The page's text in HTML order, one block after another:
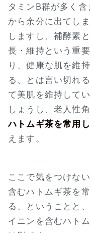
タミンB群が多く
から余分に出てし
しますし、補酵素
長・維持という重
り、健康な肌を維
る、とは言い切れ
て美肌を維持して
しょうし、老人性
ハトムギ茶を常用
えます。
ここで気をつけな
含むハトムギ茶を
る、ということと
イニンを含むハト